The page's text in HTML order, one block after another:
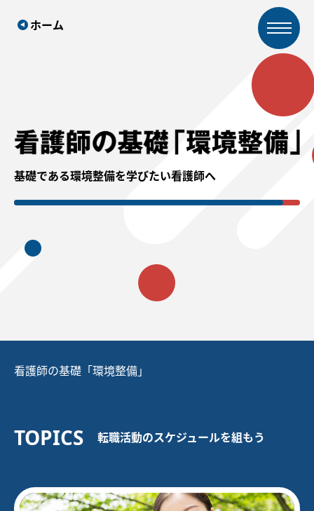
ホーム
基礎である環境整備を学びたい看護師へ
看護師の基礎「環境整備」
TOPICS 転職活動のスケジュールを組もう